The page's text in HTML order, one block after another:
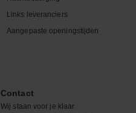
Links leveranciers
Aangepaste openingstijden
Contact
Wij staan voor je klaar.